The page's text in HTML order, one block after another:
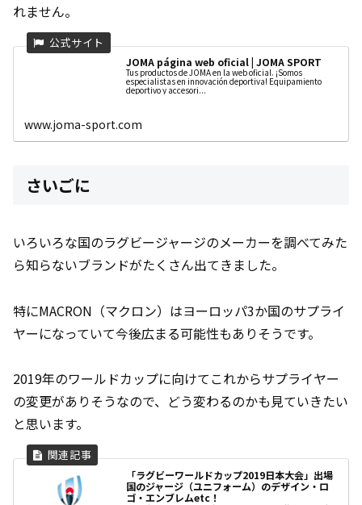
れません。
JOMA página web oficial | JOMA SPORT
Tus productos de JOMA en la web oficial. ¡Somos
especialistas en innovación deportiva! Equipamiento
deportivo y accesori...
www.joma-sport.com
さいごに
いろいろな国のラグビージャージのメーカーを調べてみた
ら知らないブランドがたくさん出てきました。
特にMACRON（マクロン）はヨーロッパ3か国のサプライ
ヤーになっていて今後広まる可能性もありそうです。
2019年のワールドカップに向けてこれからサプライヤー
の変更がありそうなので、どう変わるのかも見ていきたい
と思います。
「ラグビーワールドカップ2019日本大会」出場
国のジャージ（ユニフォーム）のデザイン・ロ
ゴ・エンブレムetc！